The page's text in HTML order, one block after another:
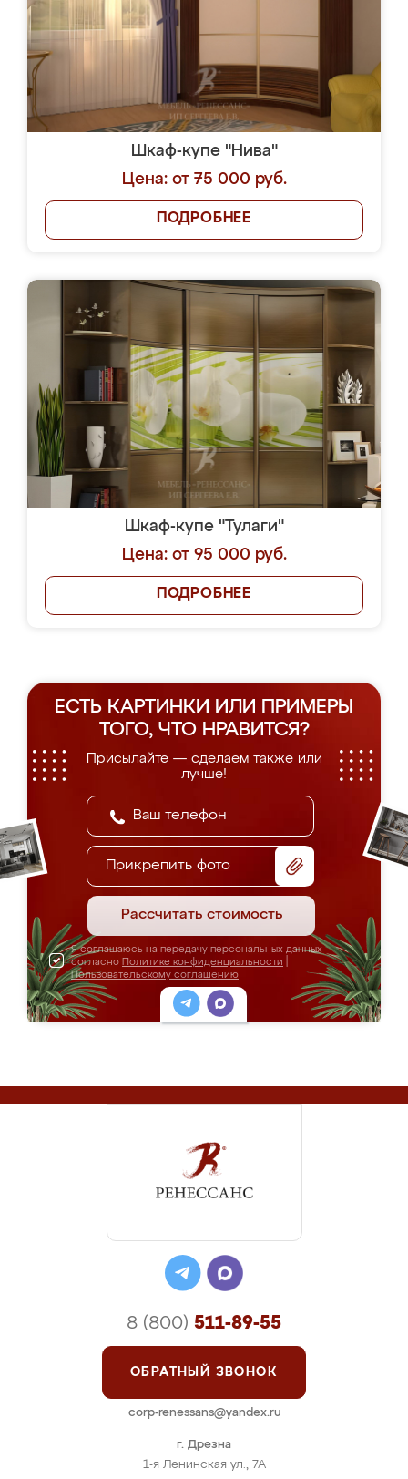
Шкаф-купе "Нива"
Цена: от 75 000 руб.
ПОДРОБНЕЕ
Шкаф-купе "Тулаги"
Цена: от 95 000 руб.
ПОДРОБНЕЕ
ЕСТЬ КАРТИНКИ ИЛИ ПРИМЕРЫ
ТОГО, ЧТО НРАВИТСЯ?
Присылайте — сделаем также или
лучше!
Прикрепить фото
Рассчитать стоимость
Я соглашаюсь на передачу персональных данных
согласно Политике конфиденциальности
Пользовательскому соглашению
г. Дрезна
1-я Ленинская ул., 7А
8 (800) 511-89-55
ОБРАТНЫЙ ЗВОНОК
corp-renessans@yandex.ru